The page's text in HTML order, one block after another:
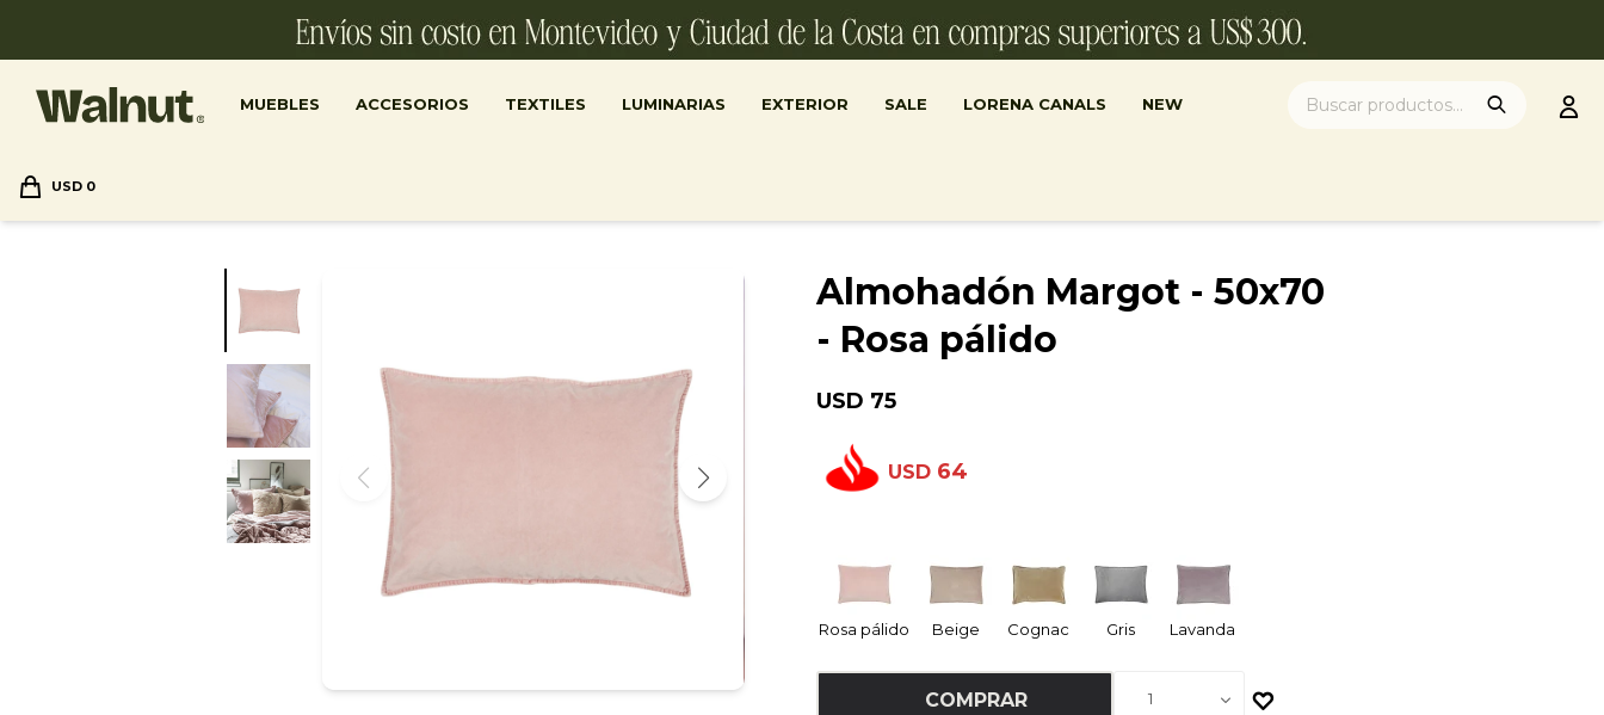
MUEBLES ACCESORIOS TEXTILES LUMINARIAS EXTERIOR SALE LORENA CANALS NEW
USD 0
Almohadón Margot - 50x70
- Rosa pálido
USD 75
USD 64
Rosa pálido Beige Cognac Gris Lavanda
1
COMPRAR